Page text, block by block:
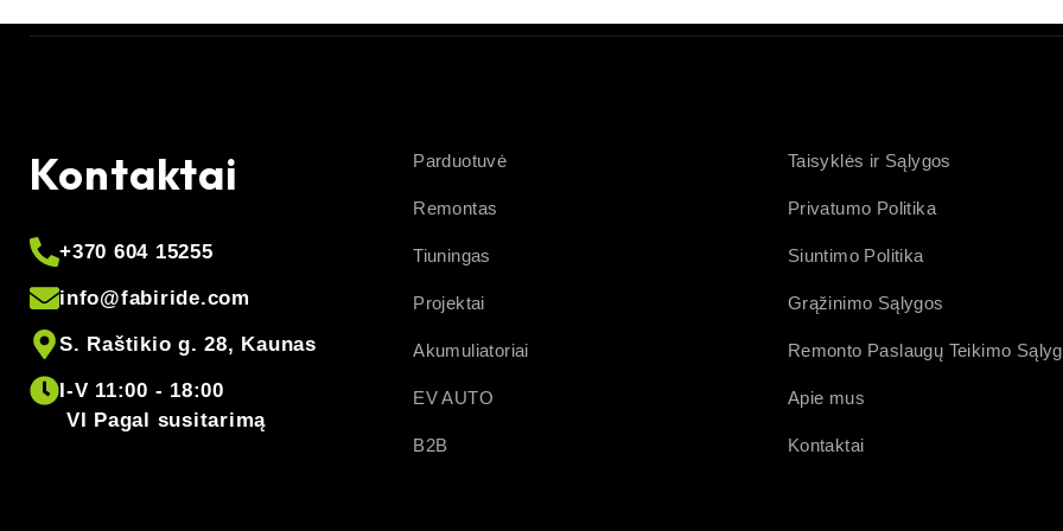
Kontaktai
+370 604 15255
info@fabiride.com
S. Raštikio g. 28, Kaunas
I-V 11:00 - 18:00
VI Pagal susitarimą
Parduotuvė
Remontas
Tiuningas
Projektai
Akumuliatoriai
EV AUTO
B2B
Taisyklės ir Sąlygos
Privatumo Politika
Siuntimo Politika
Grąžinimo Sąlygos
Remonto Paslaugų Teikimo
Apie mus
Kontaktai